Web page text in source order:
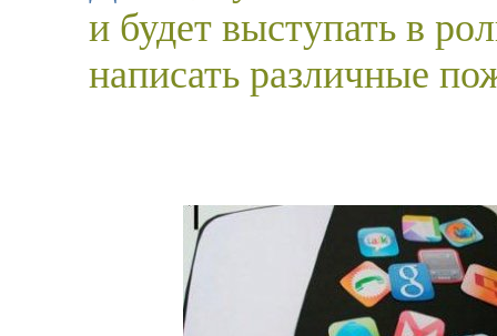
и будет выступать в
написать различные